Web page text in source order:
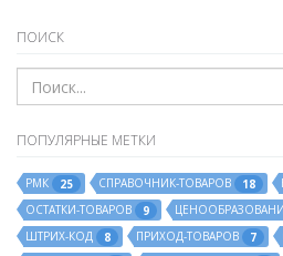
ПОИСК
ПОПУЛЯРНЫЕ МЕТКИ
РМК 25 СПРАВОЧНИК-ТОВАРОВ 18
ОСТАТКИ-ТОВАРОВ
9
ШТРИХ-КОД
8 ПРИХОД-ТОВАРОВ 7